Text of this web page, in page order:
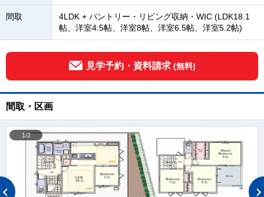
間取
4LDK + パントリー・リビング収納・WIC (LDK18.1
帖、洋室4.5帖、洋室8帖、洋室6.5帖、洋室5.2帖)
見学予約・資料請求 (無料)
間取・区画
1/2